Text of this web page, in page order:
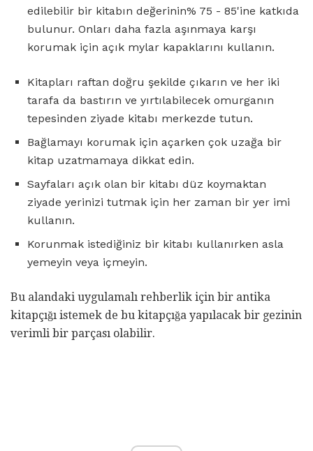
edilebilir bir kitabın değerinin% 75 - 85'ine katkıda
bulunur. Onları daha fazla aşınmaya karşı
korumak için açık mylar kapaklarını kullanın.
Kitapları raftan doğru şekilde çıkarın ve her iki
tarafa da bastırın ve yırtılabilecek omurganın
tepesinden ziyade kitabı merkezde tutun.
Bağlamayı korumak için açarken çok uzağa bir
kitap uzatmamaya dikkat edin.
Sayfaları açık olan bir kitabı düz koymaktan
ziyade yerinizi tutmak için her zaman bir yer imi
kullanın.
Korunmak istediğiniz bir kitabı kullanırken asla
yemeyin veya içmeyin.
Bu alandaki uygulamalı rehberlik için bir antika
kitapçığı istemek de bu kitapçığa yapılacak bir gezinin
verimli bir parçası olabilir.